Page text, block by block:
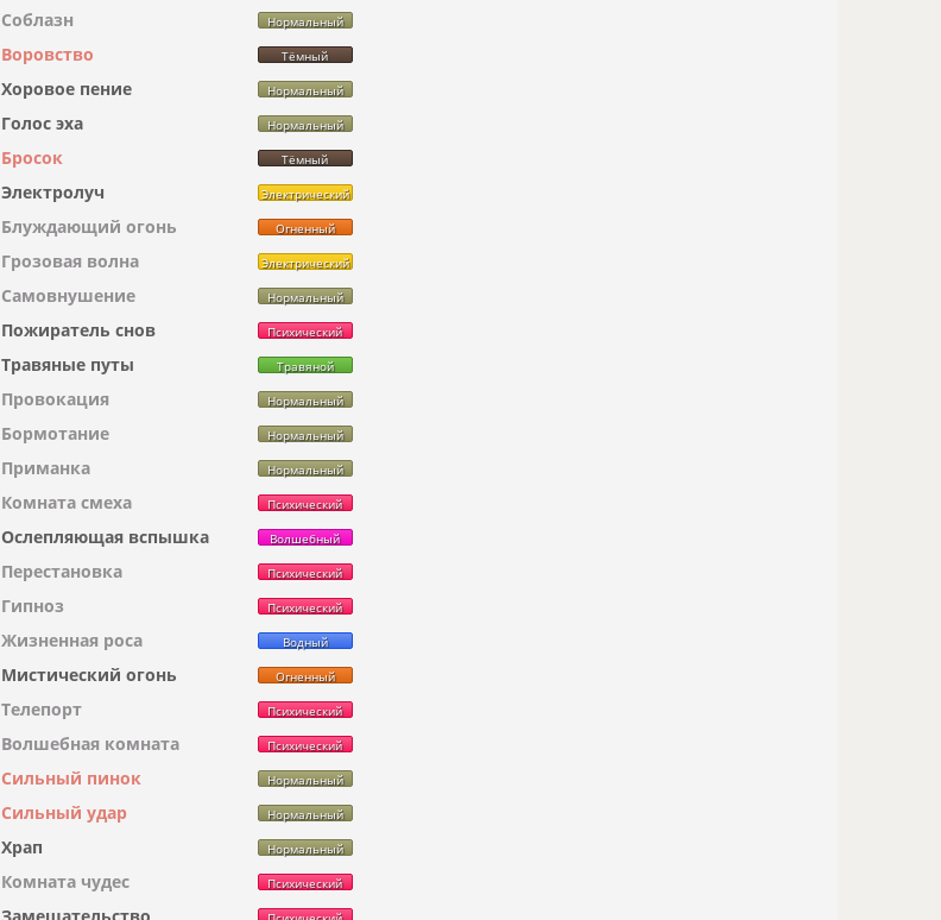
Соблазн Нормальный
Воровство Тёмный
Хоровое пение Нормальный
Голос эха Нормальный
Бросок Тёмный
Электролуч Электрический
Блуждающий огонь Огненный
Грозовая волна Электрический
Самовнушение Нормальный
Пожиратель снов Психический
Травяные путы Травяной
Провокация Нормальный
Бормотание Нормальный
Приманка Нормальный
Комната смеха Психический
Ослепляющая вспышка Волшебный
Перестановка Психический
Гипноз Психический
Жизненная роса Водный
Мистический огонь Огненный
Телепорт Психический
Волшебная комната Психический
Сильный пинок Нормальный
Сильный удар Нормальный
Храп Нормальный
Комната чудес Психический